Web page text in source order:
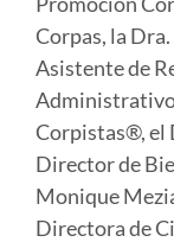
Corpas, la
Asistente de
Corpistas®, el
Director de
Monique
Directora de